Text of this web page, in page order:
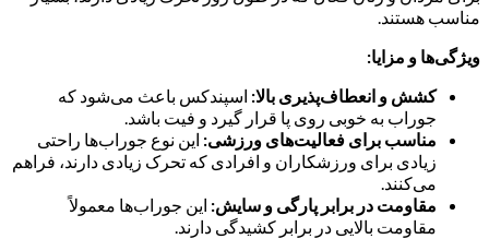
مناسب هستند.
ویژگی‌ها و مزایا:
کشش و انعطاف‌پذیری بالا: اسپندکس باعث می‌شود که
جوراب به خوبی روی پا قرار گیرد و فیت باشد.
مناسب برای فعالیت‌های ورزشی: این نوع جوراب‌ها راحتی
زیادی برای ورزشکاران و افرادی که تحرک زیادی دارند، فراهم
می‌کنند.
مقاومت در برابر پارگی و سایش: این جوراب‌ها معمولاً
مقاومت بالایی در برابر کشیدگی دارند.